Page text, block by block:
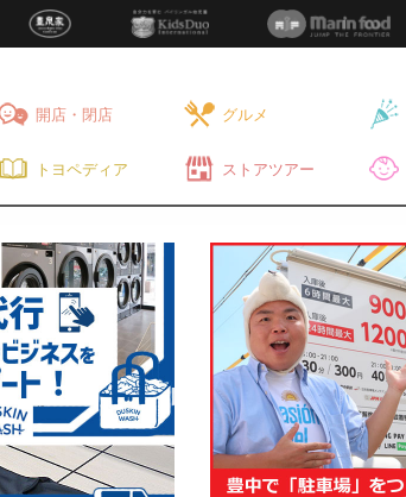
開店・閉店 グルメ
トヨペディア ストアツアー